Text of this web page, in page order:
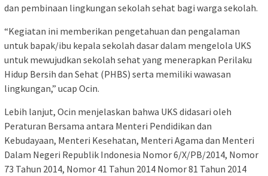
dan pembinaan lingkungan sekolah sehat bagi warga sekolah.
“Kegiatan ini memberikan pengetahuan dan pengalaman
untuk bapak/ibu kepala sekolah dasar dalam mengelola UKS
untuk mewujudkan sekolah sehat yang menerapkan Perilaku
Hidup Bersih dan Sehat (PHBS) serta memiliki wawasan
lingkungan,” ucap Ocin.
Lebih lanjut, Ocin menjelaskan bahwa UKS didasari oleh
Peraturan Bersama antara Menteri Pendidikan dan
Kebudayaan, Menteri Kesehatan, Menteri Agama dan Menteri
Dalam Negeri Republik Indonesia Nomor 6/X/PB/2014, Nomor
73 Tahun 2014, Nomor 41 Tahun 2014 Nomor 81 Tahun 2014